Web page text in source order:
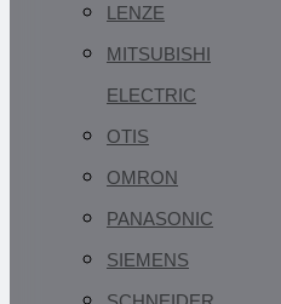
LENZE
MITSUBISHI
ELECTRIC
OTIS
OMRON
PANASONIC
SIEMENS